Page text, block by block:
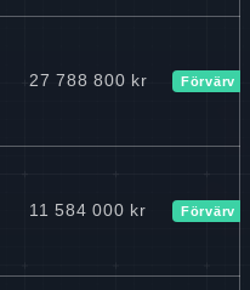
27 788 800 kr Förvärv
11 584 000 kr Förvärv